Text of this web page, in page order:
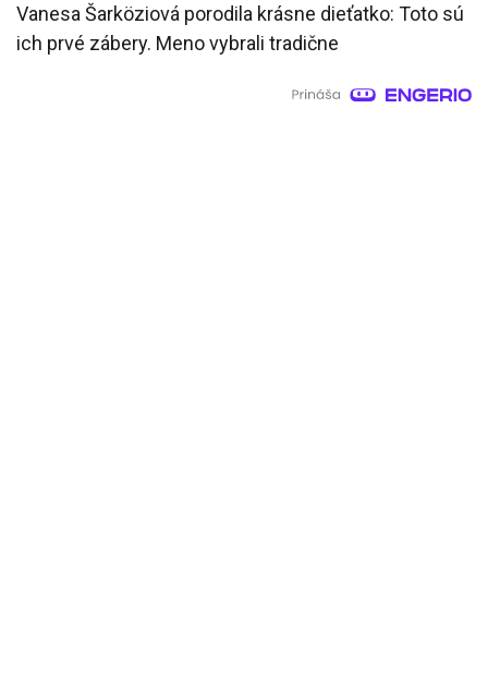
Vanesa Šarköziová porodila krásne dieťatko: Toto sú
ich prvé zábery. Meno vybrali tradične